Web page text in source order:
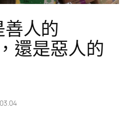
人的
還是惡人的